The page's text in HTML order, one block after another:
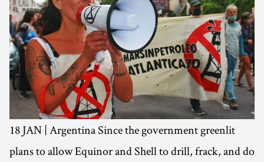
18 JAN | Argentina Since the government greenlit
plans to allow Equinor and Shell to drill, frack, and do